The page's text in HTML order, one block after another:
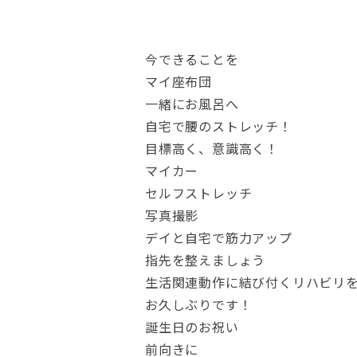
今できることを
マイ座布団
一緒にお風呂へ
自宅で腰のストレッチ！
目標高く、意識高く！
マイカー
セルフストレッチ
写真撮影
デイと自宅で筋力アップ
指先を整えましょう
生活関連動作に結び付くリハビリ
お久しぶりです！
誕生日のお祝い
前向きに